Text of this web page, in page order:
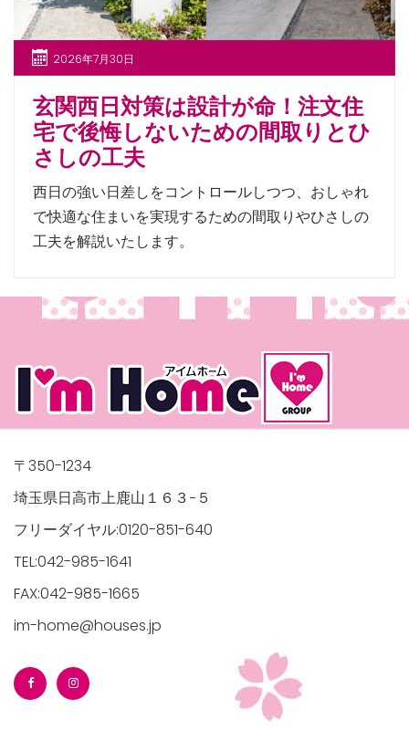
2026年7月30日
玄関西日対策は設計が命！注文住
宅で後悔しないための間取りとひ
さしの工夫
西日の強い日差しをコントロールしつつ、おしゃれ
で快適な住まいを実現するための間取りやひさしの
工夫を解説いたします。
〒350-1234
埼玉県日高市上鹿山１６３−５
フリーダイヤル:0120-851-640
TEL:042-985-1641
FAX:042-985-1665
im-home@houses.jp